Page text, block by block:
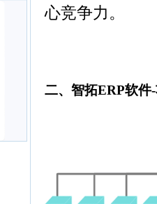
心竞争力。
二、智拓ERP软